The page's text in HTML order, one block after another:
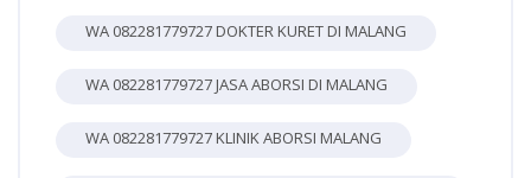
WA 082281779727 DOKTER KURET DI MALANG
WA 082281779727 JASA ABORSI DI MALANG
WA 082281779727 KLINIK ABORSI MALANG